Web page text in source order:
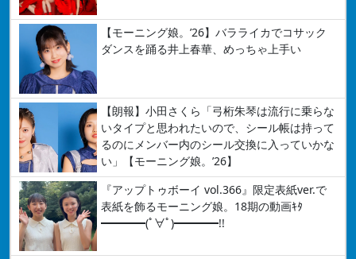
【モーニング娘。’26】バラライカでコサック
ダンスを踊る井上春華、めっちゃ上手い
【朗報】小田さくら「弓桁朱琴は流行に乗らな
いタイプと思われたいので、シール帳は持って
るのにメンバー内のシール交換に入っていかな
い」【モーニング娘。’26】
『アップトゥボーイ vol.366』限定表紙ver.で
表紙を飾るモーニング娘。18期の動画ｷﾀ
━━━━(ﾟ∀ﾟ)━━━━!!